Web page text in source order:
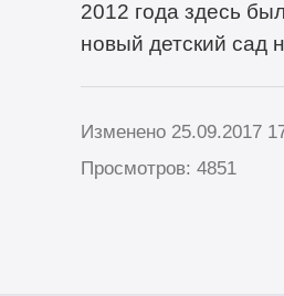
2012 года здесь
новый детский сад
Изменено 25.09.2017
Просмотров: 4851